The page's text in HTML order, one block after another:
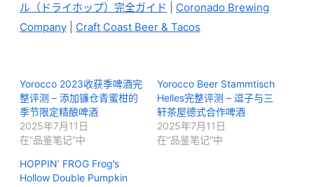
ル（ドライホップ）完全ガイド
Coronado Brewing
Company
Craft Coast Beer & Tacos
Yorocco 2023收获季啤酒完
整评测 – 添加镰仓青蜜柑的
季节限定精酿啤酒
2025年7月11日
在“品鉴笔记”中
Yorocco Beer Stammtisch
Helles完整评测 – 逗子与三
轩茶屋德式合作啤酒
2025年7月11日
在“品鉴笔记”中
HOPPIN’ FROG Frog’s
Hollow Double Pumpkin